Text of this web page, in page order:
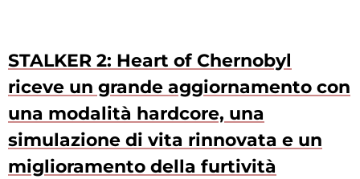
STALKER 2: Heart of Chernobyl
riceve un grande aggiornamento con
una modalità hardcore, una
simulazione di vita rinnovata e un
miglioramento della furtività